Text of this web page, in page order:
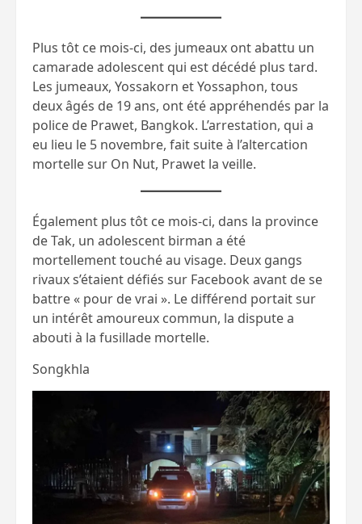
Plus tôt ce mois-ci, des jumeaux ont abattu un
camarade adolescent qui est décédé plus tard.
Les jumeaux, Yossakorn et Yossaphon, tous
deux âgés de 19 ans, ont été appréhendés par la
police de Prawet, Bangkok. L’arrestation, qui a
eu lieu le 5 novembre, fait suite à l’altercation
mortelle sur On Nut, Prawet la veille.
Également plus tôt ce mois-ci, dans la province
de Tak, un adolescent birman a été
mortellement touché au visage. Deux gangs
rivaux s’étaient défiés sur Facebook avant de se
battre « pour de vrai ». Le différend portait sur
un intérêt amoureux commun, la dispute a
abouti à la fusillade mortelle.
Songkhla